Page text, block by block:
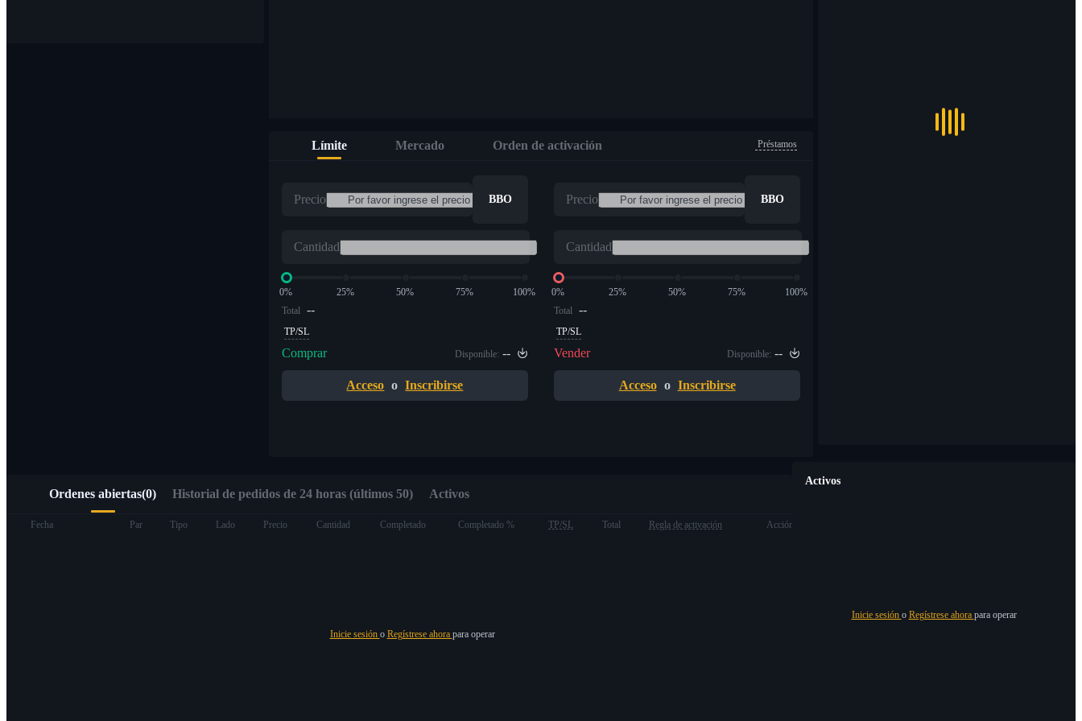
Comercio de criptomonedas a múltiplos apalancados
Futuros
Límite Mercado Orden de activación Préstamos
Precio BBO
Cantidad
0% 25% 50% 75%
100%
Total --
TP/SL
Comprar Disponible: --
Acceso o Inscribirse
Precio BBO
Cantidad
0% 25% 50% 75%
100%
Total --
TP/SL
Vender Disponible: --
Acceso o Inscribirse
Ordenes abiertas(0) Historial de pedidos de 24 horas (últimos 50) Activos
Fecha Par Tipo Lado Precio Cantidad Completado Completado % TP/SL Total Regla de activación Acción
Inicie sesión o Regístrese ahora para operar
Activos
Inicie sesión o Regístrese ahora para operar